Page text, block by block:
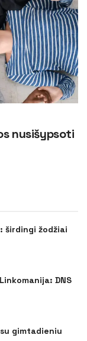
nusišypsoti
širdingi žodžiai
DNS
gimtadieniu